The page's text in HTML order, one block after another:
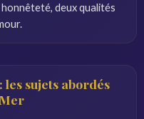
deux qualités
les sujets abordés